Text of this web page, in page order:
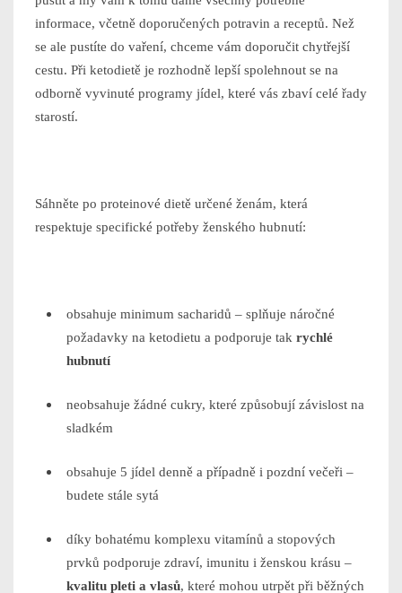
informace, včetně doporučených potravin a receptů. Než
se ale pustíte do vaření, chceme vám doporučit chytřejší
cestu. Při ketodietě je rozhodně lepší spolehnout se na
odborně vyvinuté programy jídel, které vás zbaví celé řady
starostí.
Sáhněte po proteinové dietě určené ženám, která
respektuje specifické potřeby ženského hubnutí:
obsahuje minimum sacharidů – splňuje náročné
požadavky na ketodietu a podporuje tak rychlé
hubnutí
neobsahuje žádné cukry, které způsobují závislost na
sladkém
obsahuje 5 jídel denně a případně i pozdní večeři –
budete stále sytá
díky bohatému komplexu vitamínů a stopových
prvků podporuje zdraví, imunitu i ženskou krásu –
kvalitu pleti a vlasů, které mohou utrpět při běžných